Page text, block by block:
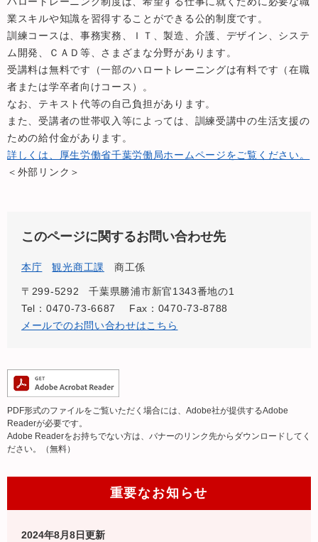
業スキルや知識を習得することができる公的制度です。
訓練コースは、事務実務、ＩＴ、製造、介護、デザイン、システ
ム開発、ＣＡＤ等、さまざまな分野があります。
受講料は無料です（一部のハロートレーニングは有料です（在職
者または学卒者向けコース）。
なお、テキスト代等の自己負担があります。
また、受講者の世帯収入等によっては、訓練受講中の生活支援の
ための給付金があります。
詳しくは、厚生労働省千葉労働局ホームページをご覧ください。
＜外部リンク＞
このページに関するお問い合わせ先
本庁 観光商工課 商工係
〒299-5292
千葉県勝浦市新官1343番地の1
Tel：0470-73-6687
Fax：0470-73-8788
メールでのお問い合わせはこちら
PDF形式のファイルをご覧いただく場合には、Adobe社が提供するAdobe
Readerが必要です。
Adobe Readerをお持ちでない方は、バナーのリンク先からダウンロードしてく
ださい。（無料）
重要なお知らせ
2024年8月8日更新